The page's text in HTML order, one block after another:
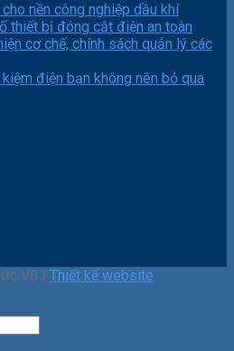
nền công nghiệp dầu khí
thiết bị đóng cắt điện an toàn
cơ chế, chính sách quản lý các
điện bạn không nên bỏ qua
Vũ | Thiết kế website